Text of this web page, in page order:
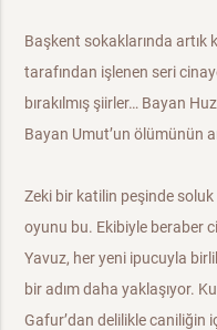
Başkent sokaklarında artık
tarafından işlenen seri
bırakılmış şiirler… Bayan
Bayan Umut’un ölümünün
Zeki bir katilin peşinde
oyunu bu. Ekibiyle beraber
Yavuz, her yeni ipucuyla
bir adım daha yaklaşıyor.
Gafur’dan delilikle caniliğin